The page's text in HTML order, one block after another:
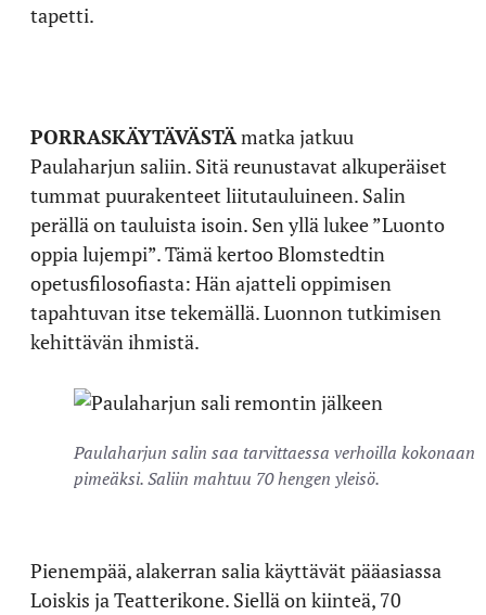
tapetti.
PORRASKÄYTÄVÄSTÄmatka jatkuu
Paulaharjun saliin. Sitä reunustavat alkuperäiset
tummat puurakenteet liitutauluineen. Salin
perällä on tauluista isoin. Sen yllä lukee ”Luonto
oppia lujempi”. Tämä kertoo Blomstedtin
opetusfilosofiasta: Hän ajatteli oppimisen
tapahtuvan itse tekemällä. Luonnon tutkimisen
kehittävän ihmistä.
Paulaharjun salin saa tarvittaessa verhoilla kokonaan
pimeäksi. Saliin mahtuu 70 hengen yleisö.
Pienempää, alakerran salia käyttävät pääasiassa
Loiskis ja Teatterikone. Siellä on kiinteä, 70